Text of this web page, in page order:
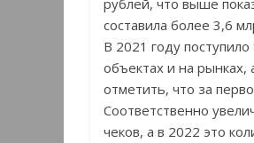
рублей, что выше
составила более 3,6
В 2021 году
объектах и на рынках,
отметить, что за
Соответственно
чеков, а в 2022 это